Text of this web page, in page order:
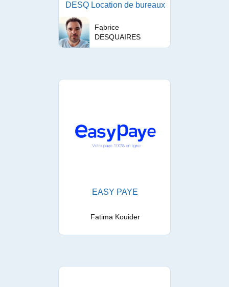
DESQ Location de bureaux
Fabrice
DESQUAIRES
EASY PAYE
Fatima Kouider